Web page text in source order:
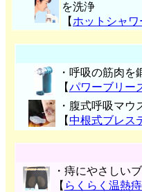
を洗浄
【 ホットシャワ
・呼吸の筋肉を
【パワーブリー
・腹式呼吸マウ
【中根式ブレス
・痔にやさしい
【 らくらく温熱